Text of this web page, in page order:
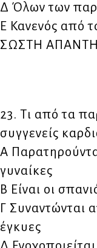
Δ Όλων των
Ε Κανενός από
ΣΩΣΤΗ
23. Τι από τα
συγγενείς
Α
γυναίκες
Β Είναι οι
Γ Συναντώνται
έγκυες